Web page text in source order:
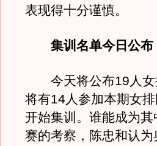
表现得十分谨慎。
集训名单今日公布
今天将公布19人女
将有14人参加本期女
开始集训。谁能成为
赛的考察，陈忠和认